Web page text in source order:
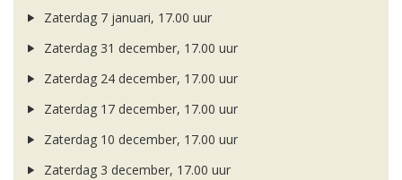
Zaterdag 7 januari, 17.00 uur
Zaterdag 31 december, 17.00 uur
Zaterdag 24 december, 17.00 uur
Zaterdag 17 december, 17.00 uur
Zaterdag 10 december, 17.00 uur
Zaterdag 3 december, 17.00 uur